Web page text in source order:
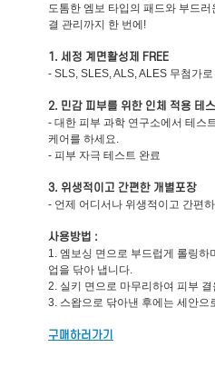
도톰한 엠보 타입의 패드와 부드
결 관리까지 한 번에!
1. 세정 계면활성제 FREE
- SLS, SLES, ALS, ALES 무첨가
2. 민감 피부를 위한 인체 적용 테
- 대한 피부 과학 연구소에서 테스
케어를 하세요.
- 피부 자극 테스트 완료
3. 위생적이고 간편한 개별포장
- 언제 어디서나 위생적이고 간편
사용방법 :
1. 엠보싱 면으로 부드럽게 롤링하
업을 닦아 냅니다.
2. 실키 면으로 마무리하여 피부 결
3. 스왑으로 닦아낸 후에는 세안으
구매하러가기